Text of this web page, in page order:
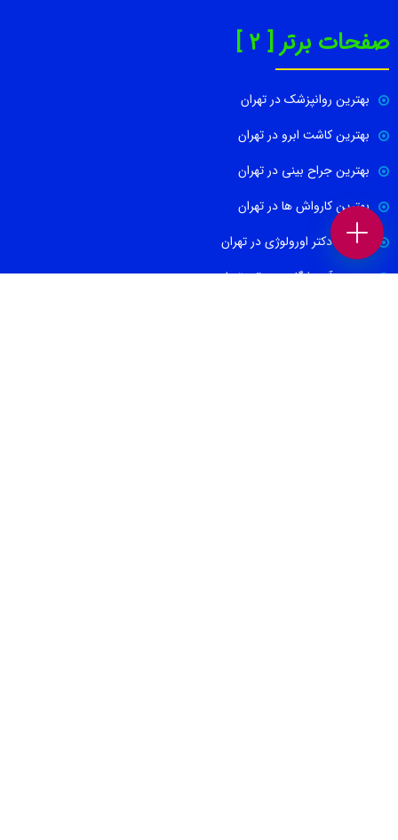
صفحات برتر [ 2 ]
بهترین روانپزشک در تهران
بهترین کاشت ابرو در تهران
بهترین جراح بینی در تهران
بهترین کارواش ها در تهران
بهترین دکتر اورولوژی در تهران
بهترین آموزشگاه موسیقی تهران